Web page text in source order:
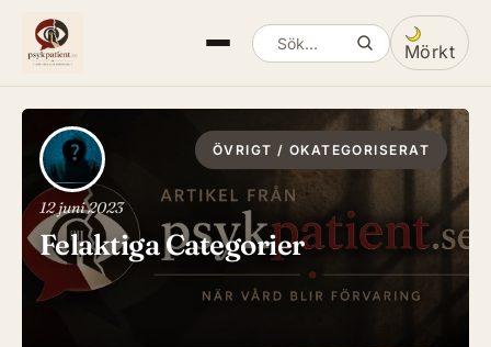
Sök artiklar Mörkt
Växla
ÖVRIGT / OKATEGORISERAT
12 juni 2023
Felaktiga Categorier